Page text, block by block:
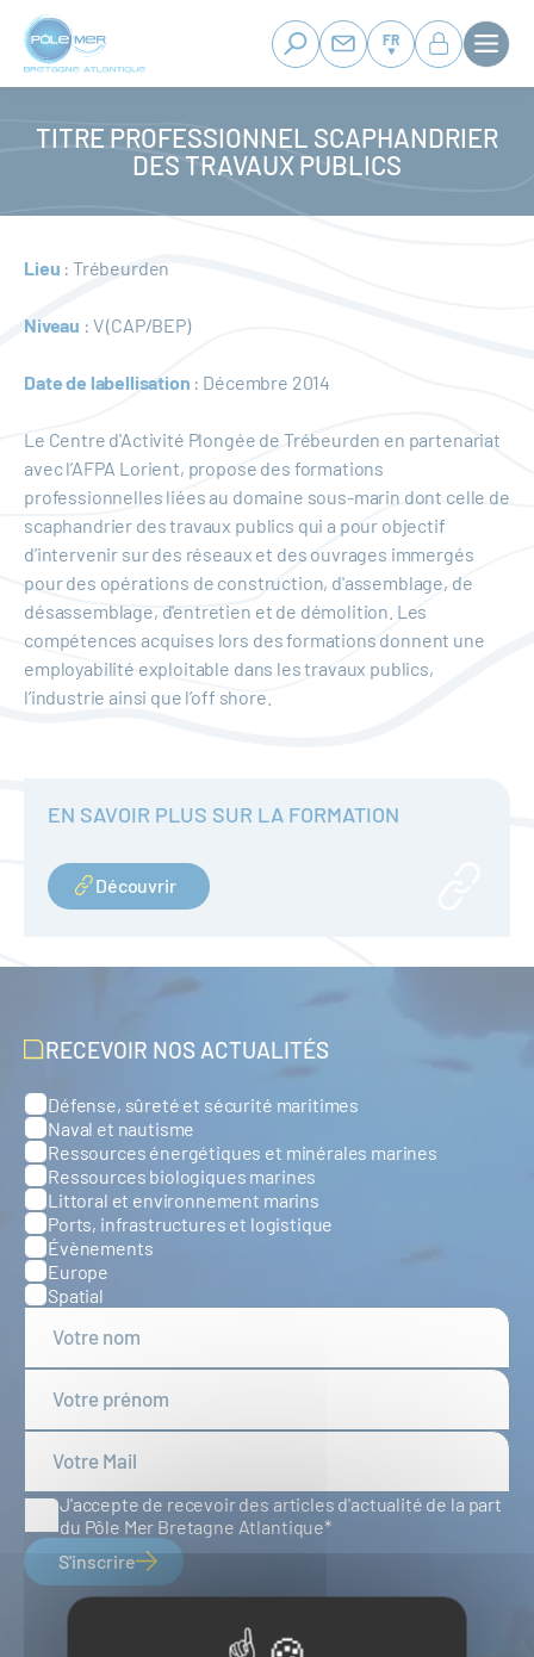
Panneau de gestion des cookies
Aller
contenu
FR
TITRE PROFESSIONNEL SCAPHANDRIER
DES TRAVAUX PUBLICS
Lieu : Trébeurden
Niveau : V (CAP/BEP)
Date de labellisation : Décembre 2014
Le Centre d'Activité Plongée de Trébeurden en partenariat
avec l’AFPA Lorient, propose des formations
professionnelles liées au domaine sous-marin dont celle de
scaphandrier des travaux publics qui a pour objectif
d’intervenir sur des réseaux et des ouvrages immergés
pour des opérations de construction, d'assemblage, de
désassemblage, d'entretien et de démolition. Les
compétences acquises lors des formations donnent une
employabilité exploitable dans les travaux publics,
l’industrie ainsi que l’off shore.
EN SAVOIR PLUS SUR LA FORMATION
Découvrir
RECEVOIR NOS ACTUALITÉS
Catégories
Défense, sûreté et sécurité maritimes
Naval et nautisme
Ressources énergétiques et minérales marines
Ressources biologiques marines
Littoral et environnement marins
Ports, infrastructures et logistique
Évènements
Europe
Spatial
J'accepte de recevoir des articles d'actualité de la part
du Pôle Mer Bretagne Atlantique
S'inscrire